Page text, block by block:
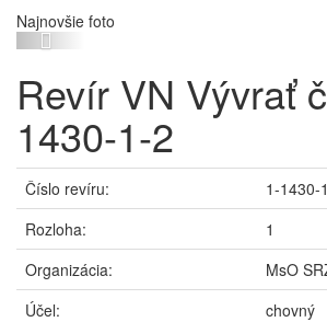
Najnovšie foto
Previous
Revír VN Vývrať
1430-1-2
Číslo revíru:
1-1430-
Rozloha:
1
Organizácia:
MsO
Účel:
chovný